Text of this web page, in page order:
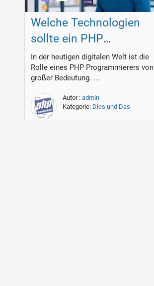
Welche Technologien
sollte ein PHP
Programmierer
beherrschen?
In der heutigen digitalen Welt ist die
Rolle eines PHP Programmierers von
großer Bedeutung. ...
Autor : admin
Kategorie: Dies und Das